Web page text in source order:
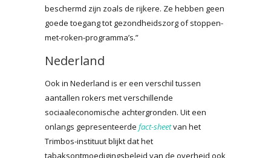
beschermd zijn zoals de rijkere. Ze hebben geen
goede toegang tot gezondheidszorg of stoppen-
met-roken-programma’s.”
Nederland
Ook in Nederland is er een verschil tussen
aantallen rokers met verschillende
sociaaleconomische achtergronden. Uit een
onlangs gepresenteerde fact-sheetvan het
Trimbos-instituut blijkt dat het
tabaksontmoedigingsbeleid van de overheid ook